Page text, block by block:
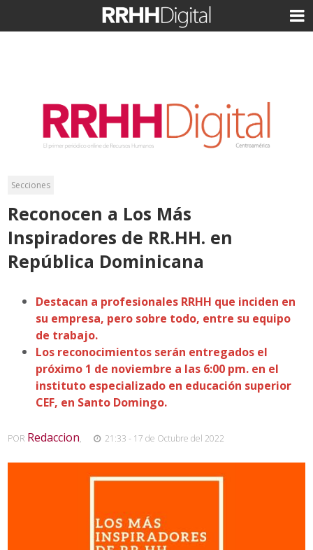
Secciones
Reconocen a Los Más
Inspiradores de RR.HH. en
República Dominicana
Destacan a profesionales RRHH que inciden en
su empresa, pero sobre todo, entre su equipo
de trabajo.
Los reconocimientos serán entregados el
próximo 1 de noviembre a las 6:00 pm. en el
instituto especializado en educación superior
CEF, en Santo Domingo.
POR Redaccion, 21:33 - 17 de Octubre del 2022